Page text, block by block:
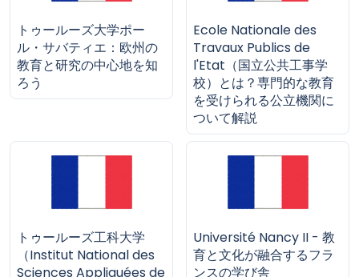
トゥールーズ大学ポー
ル・サバティエ：欧州の
教育と研究の中心地を知
ろう
Ecole Nationale des
Travaux Publics de
l'Etat（国立公共工事学
校）とは？専門的な教育
を受けられる公立機関に
ついて解説
トゥールーズ工科大学
（Institut National des
Sciences Appliquées de
Université Nancy II - 教
育と文化が融合するフラ
ンスの学び舎